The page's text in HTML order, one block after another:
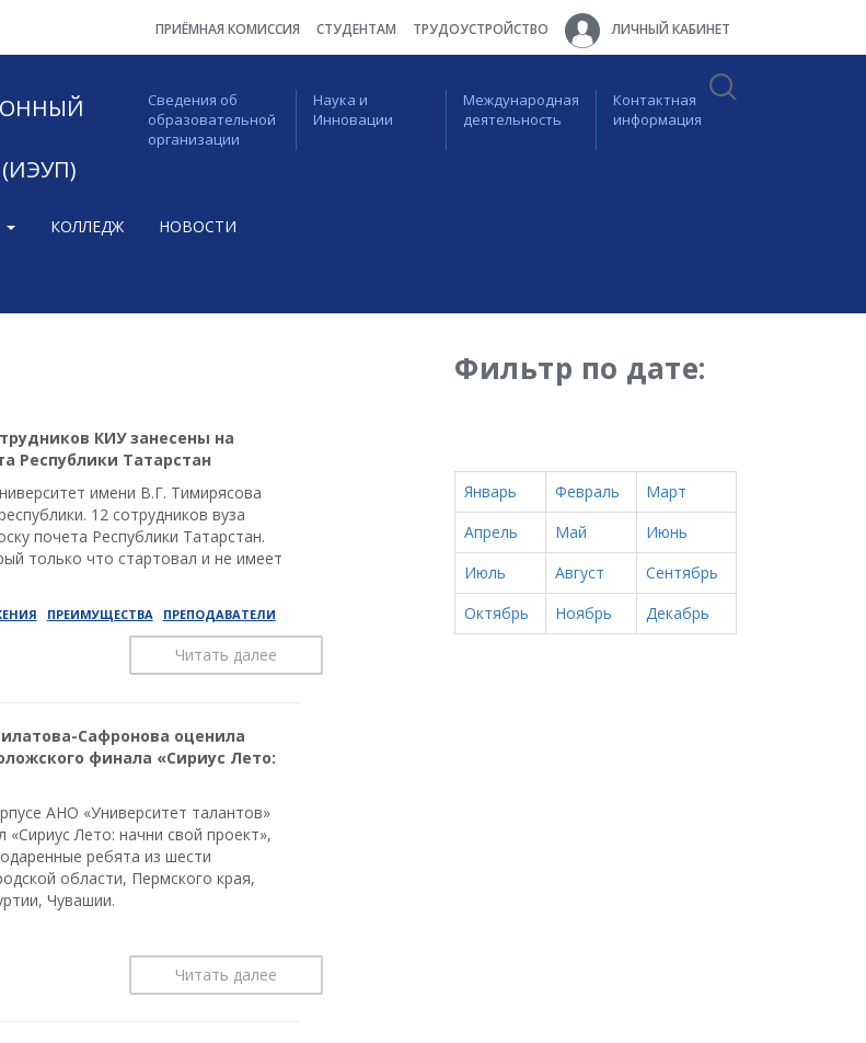
ПРИЁМНАЯ КОМИССИЯ СТУДЕНТАМ ТРУДОУСТРОЙСТВО ЛИЧНЫЙ КАБИНЕТ
(ИЭУП)
Сведения об
образовательной
организации
Наука и
Инновации
Международная
деятельность
Контактная
информация
КОЛЛЕДЖ НОВОСТИ
КИУ занесены на
Республики Татарстан
имени В.Г. Тимирясова
12 сотрудников вуза
почета Республики Татарстан.
только что стартовал и не имеет
ПРЕИМУЩЕСТВА ПРЕПОДАВАТЕЛИ
Читать далее
Сафронова оценила
финала «Сириус Лето:
АНО «Университет талантов»
Лето: начни свой проект»,
ребята из шести
области, Пермского края,
Чувашии.
Читать далее
Фильтр по дате:
Январь Февраль
Март
Апрель
Май
Июнь
Июль
Август
Сентябрь
Октябрь
Ноябрь Декабрь